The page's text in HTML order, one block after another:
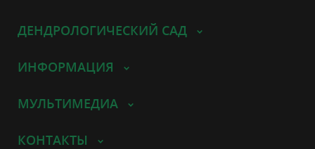
ДЕНДРОЛОГИЧЕСКИЙ САД
ИНФОРМАЦИЯ
МУЛЬТИМЕДИА
КОНТАКТЫ